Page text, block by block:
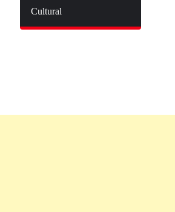
Cultural